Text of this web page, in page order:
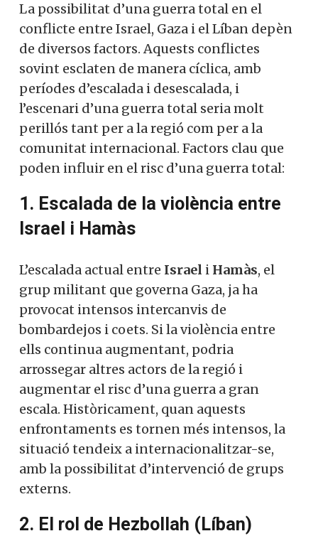
La possibilitat d’una guerra total en el
conflicte entre Israel, Gaza i el Líban depèn
de diversos factors. Aquests conflictes
sovint esclaten de manera cíclica, amb
períodes d’escalada i desescalada, i
l’escenari d’una guerra total seria molt
perillós tant per a la regió com per a la
comunitat internacional. Factors clau que
poden influir en el risc d’una guerra total:
1. Escalada de la violència entre
Israel i Hamàs
L’escalada actual entre Israel i Hamàs, el
grup militant que governa Gaza, ja ha
provocat intensos intercanvis de
bombardejos i coets. Si la violència entre
ells continua augmentant, podria
arrossegar altres actors de la regió i
augmentar el risc d’una guerra a gran
escala. Històricament, quan aquests
enfrontaments es tornen més intensos, la
situació tendeix a internacionalitzar-se,
amb la possibilitat d’intervenció de grups
externs.
2. El rol de Hezbollah (Líban)